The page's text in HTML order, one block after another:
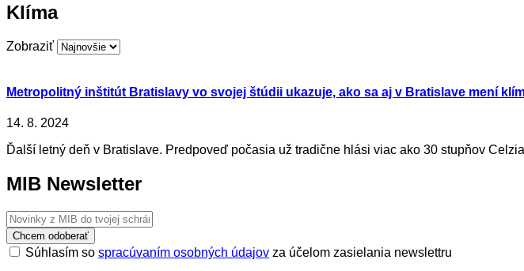
Klíma
Zobraziť
Metropolitný inštitút Bratislavy vo svojej štúdii ukazuje, ako sa aj v Bratislave mení
14. 8. 2024
Ďalší letný deň v Bratislave. Predpoveď počasia už tradične hlási viac ako 30 stupňov
MIB Newsletter
Chcem odoberať
Súhlasím so spracúvaním osobných údajov za účelom zasielania newslettru